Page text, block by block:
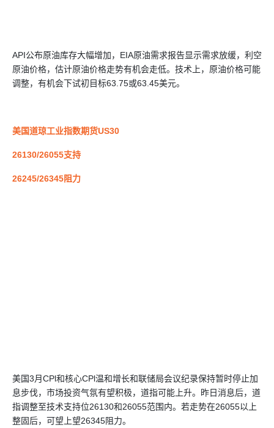
API公布原油库存大幅增加，EIA原油需求报告显示需求放缓，利空
原油价格，估计原油价格走势有机会走低。技术上，原油价格可能
调整，有机会下试初目标63.75或63.45美元。
美国道琼工业指数期货US30
26130/26055支持
26245/26345阻力
美国3月CPl和核心CPl温和增长和联储局会议纪录保持暂时停止加
息步伐，市场投资气氛有望积极，道指可能上升。昨日消息后，道
指调整至技术支持位26130和26055范围内。若走势在26055以上
整固后，可望上望26345阻力。